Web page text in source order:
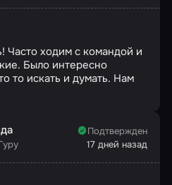
Часто ходим с командой и
Было интересно
то искать и думать. Нам
Подтвержден
17 дней назад